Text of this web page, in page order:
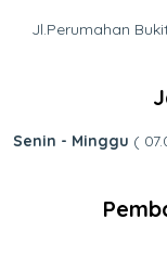
Jl.Perumahan
Senin - Minggu (